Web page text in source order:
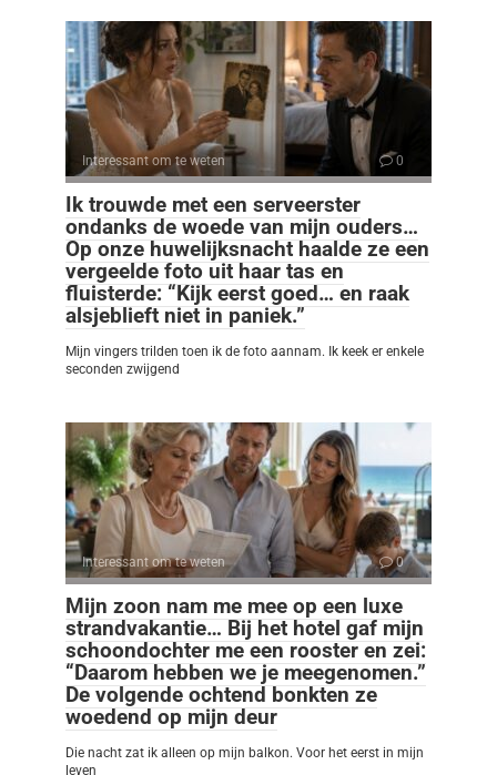
Interessant om te weten 0
Ik trouwde met een serveerster
ondanks de woede van mijn ouders…
Op onze huwelijksnacht haalde ze een
vergeelde foto uit haar tas en
fluisterde: “Kijk eerst goed… en raak
alsjeblieft niet in paniek.”
Mijn vingers trilden toen ik de foto aannam. Ik keek er enkele
seconden zwijgend
Interessant om te weten 0
Mijn zoon nam me mee op een luxe
strandvakantie… Bij het hotel gaf mijn
schoondochter me een rooster en zei:
“Daarom hebben we je meegenomen.”
De volgende ochtend bonkten ze
woedend op mijn deur
Die nacht zat ik alleen op mijn balkon. Voor het eerst in mijn
leven